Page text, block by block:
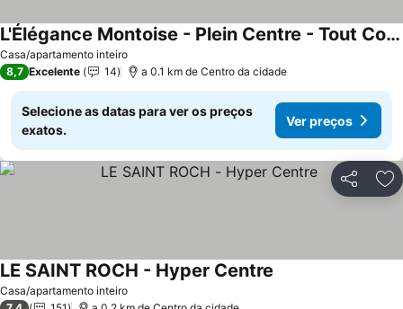
Casa/apartamento inteiro
L'Élégance Montoise - Plein Centre - Tout Confort
8,7 Excelente 14 a 0.1 km de Centro da cidade
Selecione as datas para ver os preços
exatos.
Ver preços
Partilhar
Casa/apartamento inteiro
LE SAINT ROCH - Hyper Centre